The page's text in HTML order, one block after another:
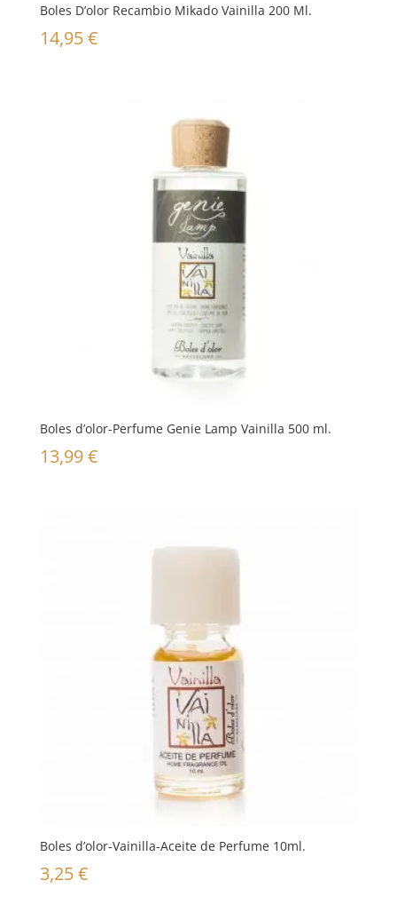
Boles D’olor Recambio Mikado Vainilla 200 Ml.
14,95€
Boles d’olor-Perfume Genie Lamp Vainilla 500 ml.
13,99€
Boles d’olor-Vainilla-Aceite de Perfume 10ml.
3,25€